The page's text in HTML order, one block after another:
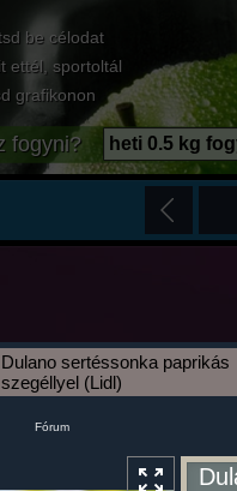
be célodat
ettél, sportoltál
grafikonon
fogyni? heti 0.5 kg
Dulano sertéssonka paprikás
szegéllyel (Lidl)
Fórum